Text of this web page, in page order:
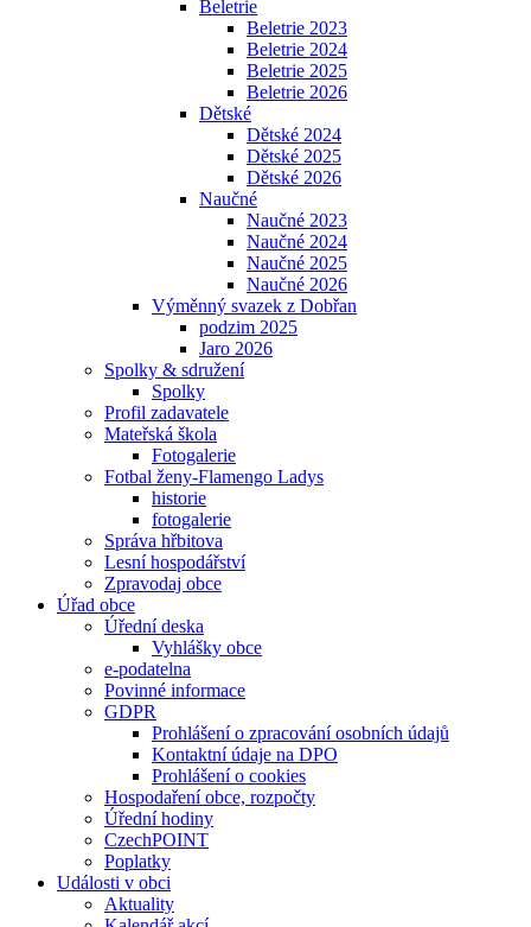
Beletrie
Beletrie 2023
Beletrie 2024
Beletrie 2025
Beletrie 2026
Dětské
Dětské 2024
Dětské 2025
Dětské 2026
Naučné
Naučné 2023
Naučné 2024
Naučné 2025
Naučné 2026
Výměnný svazek z Dobřan
podzim 2025
Jaro 2026
Spolky & sdružení
Spolky
Profil zadavatele
Mateřská škola
Fotogalerie
Fotbal ženy-Flamengo Ladys
historie
fotogalerie
Správa hřbitova
Lesní hospodářství
Zpravodaj obce
Úřad obce
Úřední deska
Vyhlášky obce
e-podatelna
Povinné informace
GDPR
Prohlášení o zpracování osobních údajů
Kontaktní údaje na DPO
Prohlášení o cookies
Hospodaření obce, rozpočty
Úřední hodiny
CzechPOINT
Poplatky
Události v obci
Aktuality